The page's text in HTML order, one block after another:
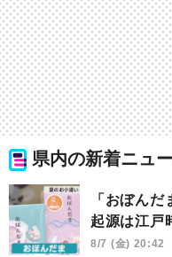
県内の新着ニュ
「おぼん
起源は江戸
8/7 (金) 20:42